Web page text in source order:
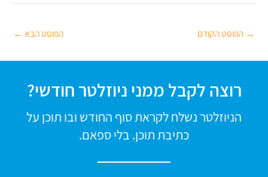
→ הפוסט הקודם הפוסט הבא ←
רוצה לקבל ממני ניוזלטר חודשי?
הניוזלטר נשלח לקראת סוף החודש ובו תוכן על
כתיבת תוכן. בלי ספאם.